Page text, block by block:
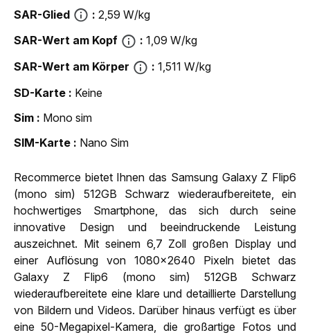
SAR-Glied
2,59 W/kg
SAR-Wert am Kopf
1,09 W/kg
SAR-Wert am Körper
1,511 W/kg
SD-Karte
Keine
Sim
Mono sim
SIM-Karte
Nano Sim
Recommerce bietet Ihnen das Samsung Galaxy Z Flip6
(mono sim) 512GB Schwarz wiederaufbereitete, ein
hochwertiges Smartphone, das sich durch seine
innovative Design und beeindruckende Leistung
auszeichnet. Mit seinem 6,7 Zoll großen Display und
einer Auflösung von 1080x2640 Pixeln bietet das
Galaxy Z Flip6 (mono sim) 512GB Schwarz
wiederaufbereitete eine klare und detaillierte Darstellung
von Bildern und Videos. Darüber hinaus verfügt es über
eine 50-Megapixel-Kamera, die großartige Fotos und